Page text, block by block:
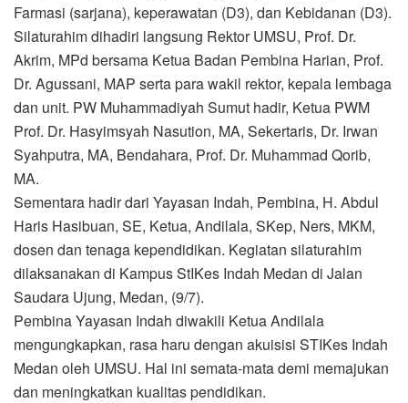
Farmasi (sarjana), keperawatan (D3), dan Kebidanan (D3).
Silaturahim dihadiri langsung Rektor UMSU, Prof. Dr.
Akrim, MPd bersama Ketua Badan Pembina Harian, Prof.
Dr. Agussani, MAP serta para wakil rektor, kepala lembaga
dan unit. PW Muhammadiyah Sumut hadir, Ketua PWM
Prof. Dr. Hasyimsyah Nasution, MA, Sekertaris, Dr. Irwan
Syahputra, MA, Bendahara, Prof. Dr. Muhammad Qorib,
MA.
Sementara hadir dari Yayasan Indah, Pembina, H. Abdul
Haris Hasibuan, SE, Ketua, Andilala, SKep, Ners, MKM,
dosen dan tenaga kependidikan. Kegiatan silaturahim
dilaksanakan di Kampus StIKes Indah Medan di Jalan
Saudara Ujung, Medan, (9/7).
Pembina Yayasan Indah diwakili Ketua Andilala
mengungkapkan, rasa haru dengan akuisisi STIKes Indah
Medan oleh UMSU. Hal ini semata-mata demi memajukan
dan meningkatkan kualitas pendidikan.